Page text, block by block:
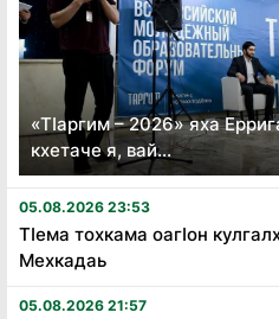
«Тӏаргим – 2026» яха
кхетаче я, вай...
05.08.2026 23:53
Тӏема тохкама оагӏон
Мехкадаь
05.08.2026 21:57